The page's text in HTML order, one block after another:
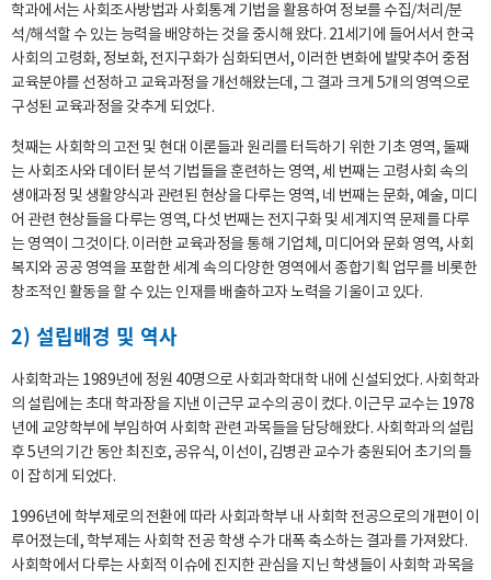
학과에서는 사회조사방법과 사회통계 기법을 활용하여 정보를 수집/처리/분
석/해석할 수 있는 능력을 배양하는 것을 중시해 왔다. 21세기에 들어서서 한국
사회의 고령화, 정보화, 전지구화가 심화되면서, 이러한 변화에 발맞추어 중점
교육분야를 선정하고 교육과정을 개선해왔는데, 그 결과 크게 5개의 영역으로
구성된 교육과정을 갖추게 되었다.
첫째는 사회학의 고전 및 현대 이론들과 원리를 터득하기 위한 기초 영역, 둘째
는 사회조사와 데이터 분석 기법들을 훈련하는 영역, 세 번째는 고령사회 속의
생애과정 및 생활양식과 관련된 현상을 다루는 영역, 네 번째는 문화, 예술, 미디
어 관련 현상들을 다루는 영역, 다섯 번째는 전지구화 및 세계지역 문제를 다루
는 영역이 그것이다. 이러한 교육과정을 통해 기업체, 미디어와 문화 영역, 사회
복지와 공공 영역을 포함한 세계 속의 다양한 영역에서 종합기획 업무를 비롯한
창조적인 활동을 할 수 있는 인재를 배출하고자 노력을 기울이고 있다.
2) 설립배경 및 역사
사회학과는 1989년에 정원 40명으로 사회과학대학 내에 신설되었다. 사회학과
의 설립에는 초대 학과장을 지낸 이근무 교수의 공이 컸다. 이근무 교수는 1978
년에 교양학부에 부임하여 사회학 관련 과목들을 담당해왔다. 사회학과의 설립
후 5년의 기간 동안 최진호, 공유식, 이선이, 김병관 교수가 충원되어 초기의 틀
이 잡히게 되었다.
1996년에 학부제로의 전환에 따라 사회과학부 내 사회학 전공으로의 개편이 이
루어졌는데, 학부제는 사회학 전공 학생 수가 대폭 축소하는 결과를 가져왔다.
사회학에서 다루는 사회적 이슈에 진지한 관심을 지닌 학생들이 사회학 과목을